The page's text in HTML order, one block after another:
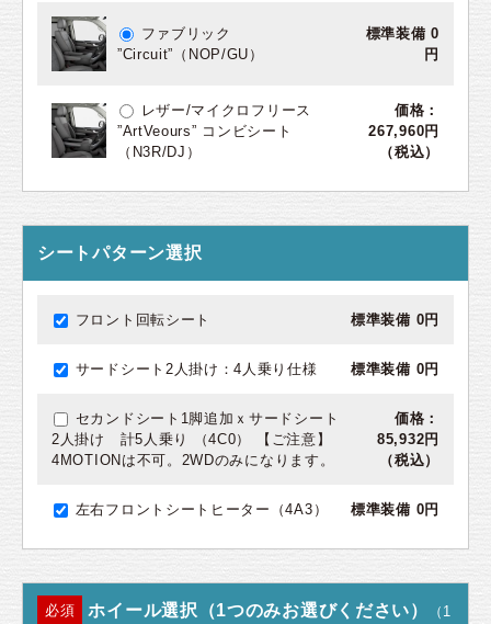
ファブリック
”Circuit”（NOP/GU）
標準装備 0
円
レザー/マイクロフリース
”ArtVeours” コンビシート
（N3R/DJ）
価格：
267,960円
（税込）
シートパターン選択
フロント回転シート 標準装備 0円
サードシート2人掛け：4人乗り仕様 標準装備 0円
セカンドシート1脚追加ｘサードシート
2人掛け 計5人乗り （4C0） 【ご注意】
4MOTIONは不可。2WDのみになります。
価格：
85,932円
（税込）
左右フロントシートヒーター（4A3） 標準装備 0円
必須 ホイール選択（1つのみお選びください）
（1